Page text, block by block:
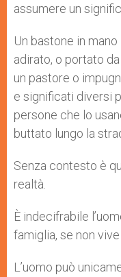
assumere un
Un bastone in
adirato, o portato
un pastore o
e significati diversi
persone che lo
buttato lungo la
Senza contesto è
realtà.
È indecifrabile
famiglia, se non
L’uomo può